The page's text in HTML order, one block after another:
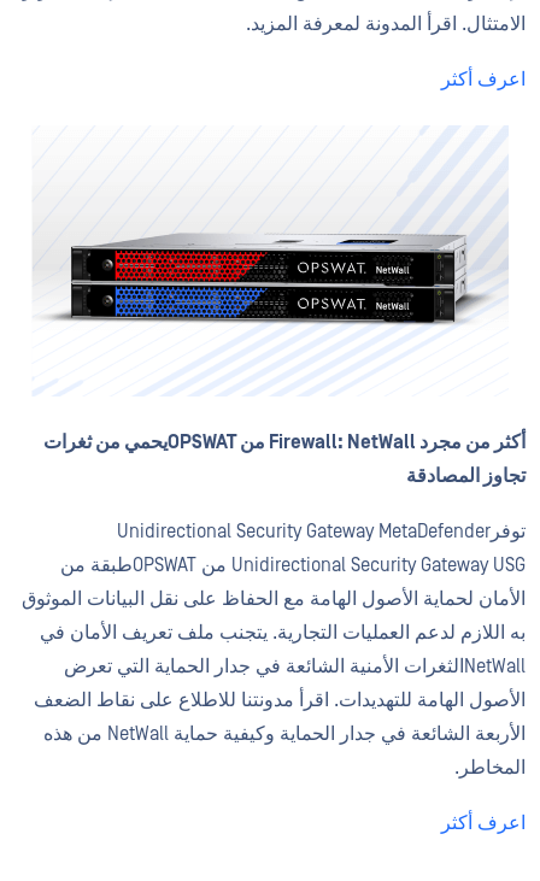
الامتثال. اقرأ المدونة لمعرفة المزيد.
اعرف أكثر
أكثر من مجرد Firewall: NetWall من OPSWATيحمي من ثغرات
تجاوز المصادقة
توفرUnidirectional Security Gateway MetaDefender
Unidirectional Security Gateway USG من OPSWATطبقة من
الأمان لحماية الأصول الهامة مع الحفاظ على نقل البيانات الموثوق
به اللازم لدعم العمليات التجارية. يتجنب ملف تعريف الأمان في
NetWallالثغرات الأمنية الشائعة في جدار الحماية التي تعرض
الأصول الهامة للتهديدات. اقرأ مدونتنا للاطلاع على نقاط الضعف
الأربعة الشائعة في جدار الحماية وكيفية حماية NetWall من هذه
المخاطر.
اعرف أكثر